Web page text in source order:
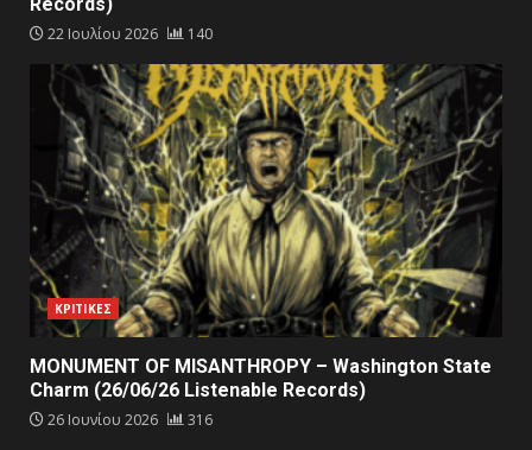
22 Ιουλίου 2026 140
ΚΡΙΤΙΚΕΣ
MONUMENT OF MISANTHROPY – Washington State
Charm (26/06/26 Listenable Records)
26 Ιουνίου 2026 316